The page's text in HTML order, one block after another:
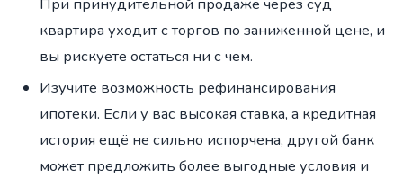
квартира уходит с торгов по заниженной цене, и
вы рискуете остаться ни с чем.
Изучите возможность рефинансирования
ипотеки. Если у вас высокая ставка, а кредитная
история ещё не сильно испорчена, другой банк
может предложить более выгодные условия и